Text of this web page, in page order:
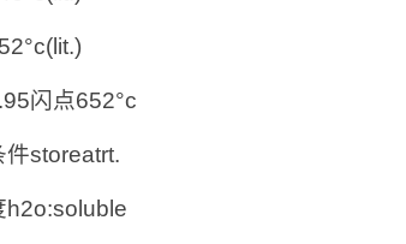
闪点652°c
件storeatrt.
h2o:soluble